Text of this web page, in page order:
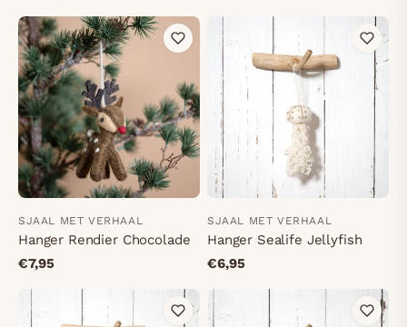
SJAAL MET VERHAAL
Hanger Rendier Chocolade
€7,95
SJAAL MET VERHAAL
Hanger Sealife Jellyfish
€6,95